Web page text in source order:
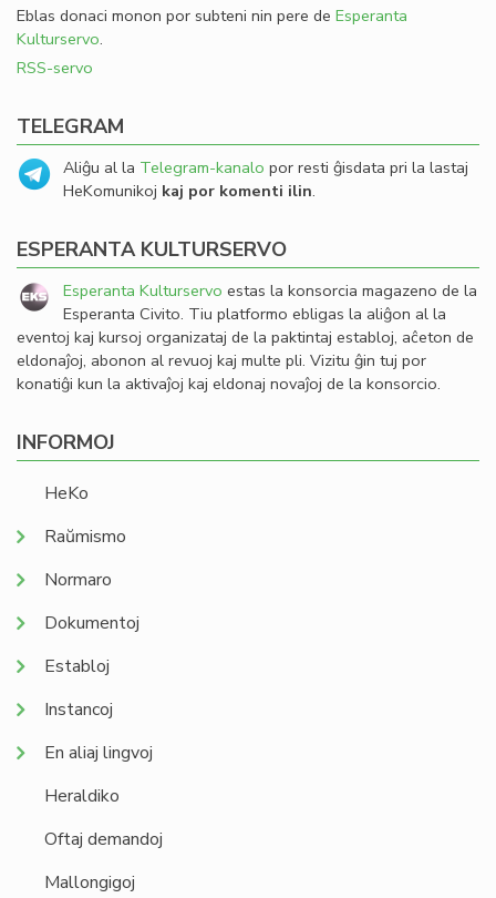
Eblas donaci monon por subteni nin pere de Esperanta
Kulturservo.
RSS-servo
TELEGRAM
Aliĝu al la Telegram-kanalo por resti ĝisdata pri la lastaj
HeKomunikoj kaj por komenti ilin.
ESPERANTA KULTURSERVO
Esperanta Kulturservo estas la konsorcia magazeno de la
Esperanta Civito. Tiu platformo ebligas la aliĝon al la
eventoj kaj kursoj organizataj de la paktintaj establoj, aĉeton de
eldonaĵoj, abonon al revuoj kaj multe pli. Vizitu ĝin tuj por
konatiĝi kun la aktivaĵoj kaj eldonaj novaĵoj de la konsorcio.
INFORMOJ
HeKo
Raŭmismo
Normaro
Dokumentoj
Establoj
Instancoj
En aliaj lingvoj
Heraldiko
Oftaj demandoj
Mallongigoj